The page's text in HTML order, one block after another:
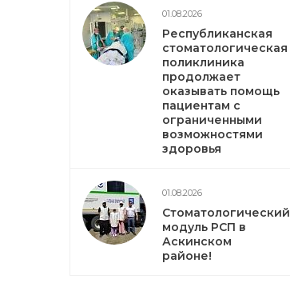
01.08.2026
Республиканская
стоматологическая
поликлиника
продолжает
оказывать помощь
пациентам с
ограниченными
возможностями
здоровья
01.08.2026
Стоматологический
модуль РСП в
Аскинском
районе!